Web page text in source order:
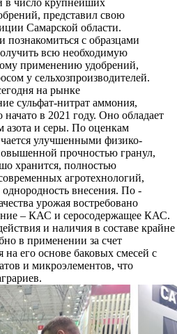
представил свою
Самарской области.
познакомиться с образцами
всю необходимую
применению удобрений,
у сельхозпроизводителей.
на рынке
сульфат-нитрат аммония,
в 2021 году. Оно обладает
и серы. По оценкам
улучшенными физико-
прочностью гранул,
хранится, полностью
агротехнологий,
внесения. По -
урожая востребовано
– КАС и серосодержащее КАС.
и наличия в составе крайне
в применении за счет
его основе баковых смесей с
и микроэлементов, что